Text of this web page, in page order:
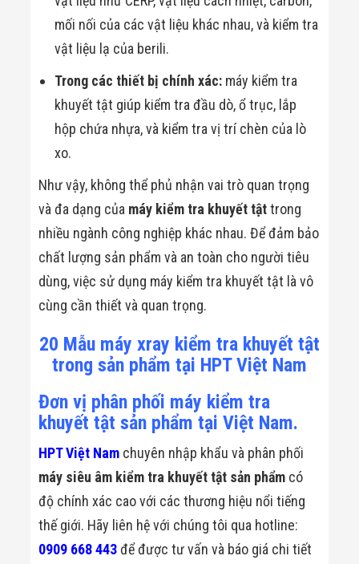
mối nối của các vật liệu khác nhau, và kiểm tra
vật liệu lạ của berili.
Trong các thiết bị chính xác: máy kiểm tra
khuyết tật giúp kiểm tra đầu dò, ổ trục, lắp
hộp chứa nhựa, và kiểm tra vị trí chèn của lò
xo.
Như vậy, không thể phủ nhận vai trò quan trọng
và đa dạng của máy kiểm tra khuyết tậttrong
nhiều ngành công nghiệp khác nhau. Để đảm bảo
chất lượng sản phẩm và an toàn cho người tiêu
dùng, việc sử dụng máy kiểm tra khuyết tật là vô
cùng cần thiết và quan trọng.
20 Mẫu máy xray kiểm tra khuyết tật
trong sản phẩm tại HPT Việt Nam
Đơn vị phân phối máy kiểm tra
khuyết tật sản phẩm tại Việt Nam.
HPT Việt Nam chuyên nhập khẩu và phân phối
máy siêu âm kiểm tra khuyết tật sản phẩm có
độ chính xác cao với các thương hiệu nổi tiếng
thế giới. Hãy liên hệ với chúng tôi qua hotline:
0909 668 443để được tư vấn và báo giá chi tiết